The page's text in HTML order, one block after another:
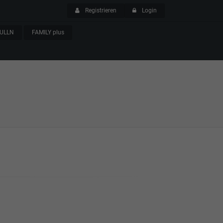
Registrieren Login
FAMILY plus